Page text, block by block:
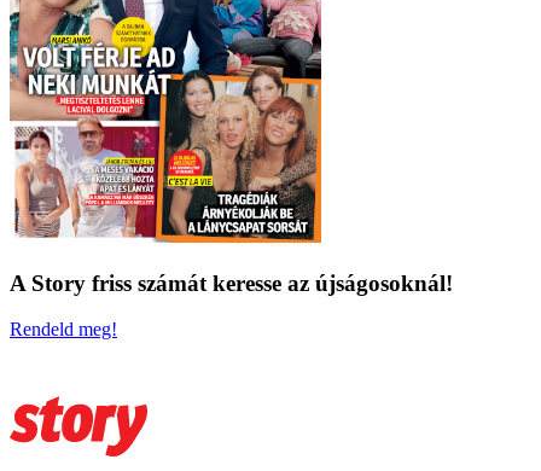
A Story friss számát keresse az újságosoknál!
Rendeld meg!